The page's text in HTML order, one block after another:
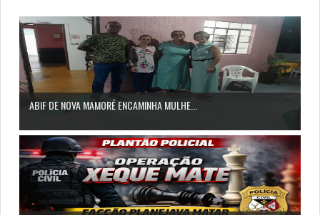
ABIF DE NOVA MAMORÉ ENCAMINHA MULHE...